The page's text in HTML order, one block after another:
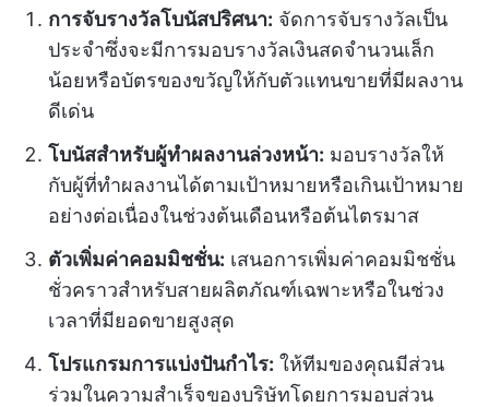
การจับรางวัลโบนัสปริศนา: จัดการจับรางวัลเป็น
ประจำซึ่งจะมีการมอบรางวัลเงินสดจำนวนเล็ก
น้อยหรือบัตรของขวัญให้กับตัวแทนขายที่มีผลงาน
ดีเด่น
โบนัสสำหรับผู้ทำผลงานล่วงหน้า: มอบรางวัลให้
กับผู้ที่ทำผลงานได้ตามเป้าหมายหรือเกินเป้าหมาย
อย่างต่อเนื่องในช่วงต้นเดือนหรือต้นไตรมาส
ตัวเพิ่มค่าคอมมิชชั่น: เสนอการเพิ่มค่าคอมมิชชั่น
ชั่วคราวสำหรับสายผลิตภัณฑ์เฉพาะหรือในช่วง
เวลาที่มียอดขายสูงสุด
โปรแกรมการแบ่งปันกำไร: ให้ทีมของคุณมีส่วน
ร่วมในความสำเร็จของบริษัทโดยการมอบส่วน